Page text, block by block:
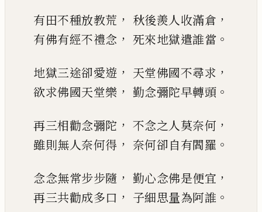
有田不種放教荒 ， 秋後羨人收滿倉 ，
有佛有經不禮念 ， 死來地獄遣誰當 。
地獄三途卻愛遊 ， 天堂佛國不尋求 ，
欲求佛國天堂樂 ， 勤念彌陀早轉頭 。
再三相勸念彌陀 ， 不念之人莫奈何 ，
雖則無人奈何得 ， 奈何卻自有閻羅 。
念念無常步步隨 ， 勤心念佛是便宜 ，
再三共勸成多口 ， 子細思量為阿誰 。